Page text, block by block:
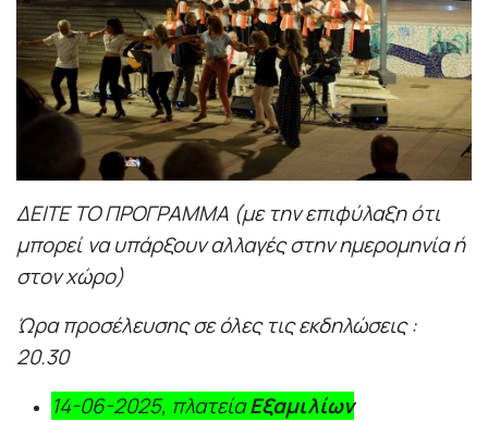
ΔΕΙΤΕ ΤΟ ΠΡΟΓΡΑΜΜΑ (με την επιφύλαξη ότι
μπορεί να υπάρξουν αλλαγές στην ημερομηνία ή
στον χώρο)
Ώρα προσέλευσης σε όλες τις εκδηλώσεις :
20.30
14-06-2025, πλατείαΕξαμιλίων